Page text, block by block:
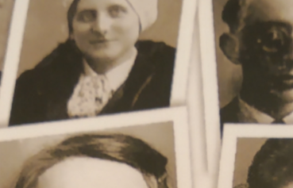
IMPRESSIONS JAZZ
TOUTE L'ACTUALITÉ DES JAZZ